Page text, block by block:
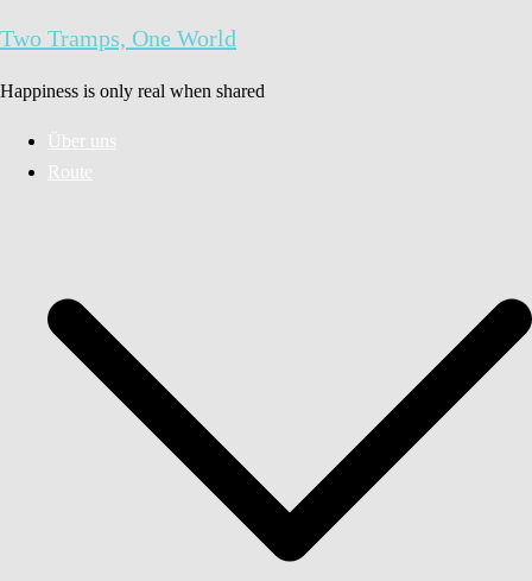
Inhalt
Two Tramps, One World
Happiness is only real when shared
Über uns
Route